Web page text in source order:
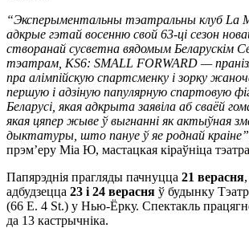
“Эксперыментальны тэатральны клуб La
адкрые гэтай восенню свой 63-ці сезон
створанай сусветна вядомым Беларускім
тэатрам, KS6: SMALL FORWARD —
пра алімпійскую спартсменку і зорку
першую і адзіную папулярную спартовую
Беларусі, якая адкрыта заявіла аб сваёй
якая цяпер жыве ў выгнанні як актыўная
дыктатуры, што пануе ў яе роднай краіне”,
прэм’еру Міа Ю, мастацкая кіраўніца тэатра
Папярэднія прагляды пачнуцца 21 верасня
адбудзецца 23 і 24 верасня ў будынку
(66 E. 4 St.) у Нью-Ёрку. Спектакль
да 13 кастрычніка.